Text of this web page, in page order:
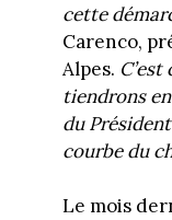
cette
Carenco,
Alpes.
tiendrons
du
courbe du
Le mois